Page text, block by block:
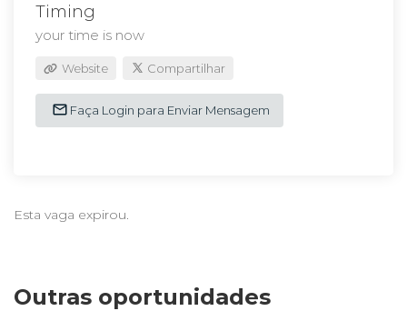
Timing
your time is now
Website Compartilhar
Faça Login para Enviar Mensagem
Esta vaga expirou.
Outras oportunidades